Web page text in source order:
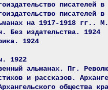
на 1917-1918 гг..
Без издательства. 1924
1924
1922
альманах. Пг.
и рассказов.
общества